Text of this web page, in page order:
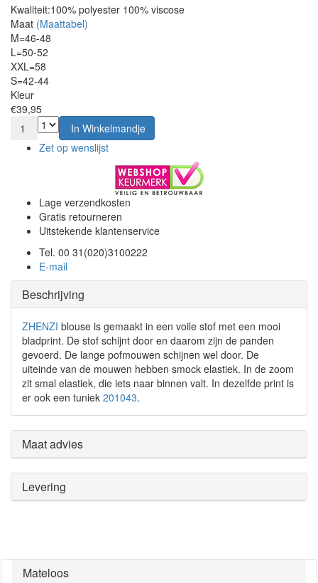
Kwaliteit:100% polyester 100% viscose
Maat (Maattabel)
M=46-48
L=50-52
XXL=58
S=42-44
Kleur
€39,95
1
In Winkelmandje
Zet op wenslijst
Lage verzendkosten
Gratis retourneren
Uitstekende klantenservice
Tel. 00 31(020)3100222
E-mail
Beschrijving
ZHENZI blouse is gemaakt in een voile stof met een mooi
bladprint. De stof schijnt door en daarom zijn de panden
gevoerd. De lange pofmouwen schijnen wel door. De
uiteinde van de mouwen hebben smock elastiek. In de zoom
zit smal elastiek, die iets naar binnen valt. In dezelfde print is
er ook een tuniek 201043.
Maat advies
Levering
Mateloos